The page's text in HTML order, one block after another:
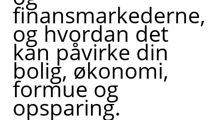
finansmarkederne,
og hvordan det
kan påvirke din
bolig, økonomi,
formue og
opsparing.